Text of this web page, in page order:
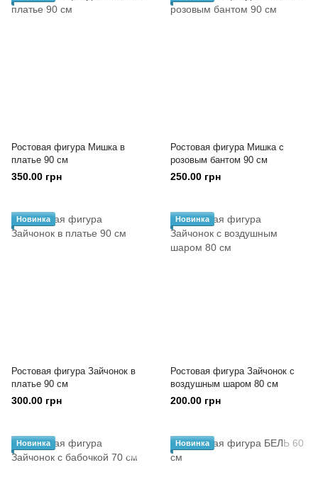
Ростовая фигура Мишка в
платье 90 см
350.00 грн
Ростовая фигура Мишка с
розовым бантом 90 см
250.00 грн
Новинка
Ростовая фигура Зайчонок в
платье 90 см
300.00 грн
Новинка
Ростовая фигура Зайчонок с
воздушным шаром 80 см
200.00 грн
Новинка Новинка